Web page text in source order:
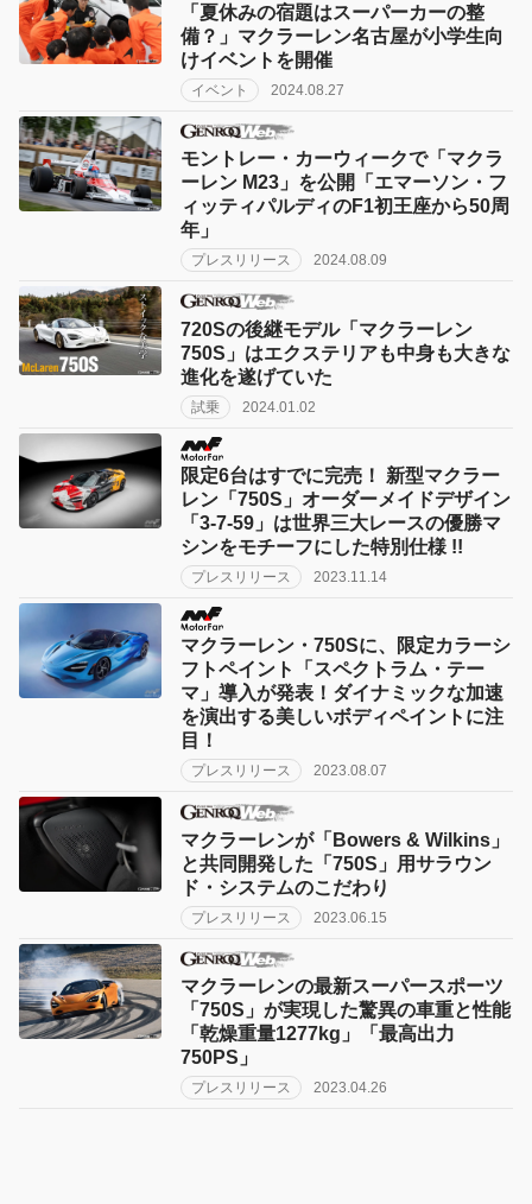
「夏休みの宿題はスーパーカーの整
備？」マクラーレン名古屋が小学生向
けイベントを開催
イベント 2024.08.27
モントレー・カーウィークで「マクラ
ーレン M23」を公開「エマーソン・フ
ィッティパルディのF1初王座から50周
年」
プレスリリース 2024.08.09
720Sの後継モデル「マクラーレン
750S」はエクステリアも中身も大きな
進化を遂げていた
試乗 2024.01.02
限定6台はすでに完売！ 新型マクラー
レン「750S」オーダーメイドデザイン
「3-7-59」は世界三大レースの優勝マ
シンをモチーフにした特別仕様 !!
プレスリリース 2023.11.14
マクラーレン・750Sに、限定カラーシ
フトペイント「スペクトラム・テー
マ」導入が発表！ダイナミックな加速
を演出する美しいボディペイントに注
目！
プレスリリース 2023.08.07
マクラーレンが「Bowers & Wilkins」
と共同開発した「750S」用サラウン
ド・システムのこだわり
プレスリリース 2023.06.15
マクラーレンの最新スーパースポーツ
「750S」が実現した驚異の車重と性能
「乾燥重量1277kg」「最高出力
750PS」
プレスリリース 2023.04.26